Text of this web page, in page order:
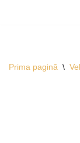
Prima pagină \